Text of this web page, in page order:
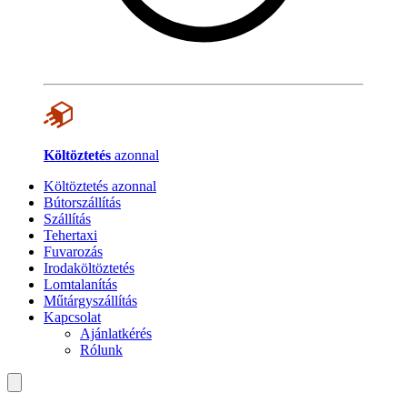
Költöztetés azonnal
Költöztetés azonnal
Bútorszállítás
Szállítás
Tehertaxi
Fuvarozás
Irodaköltöztetés
Lomtalanítás
Műtárgyszállítás
Kapcsolat
Ajánlatkérés
Rólunk